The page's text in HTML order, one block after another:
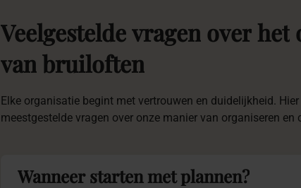
Veelgesteldevragen over het
vanbruiloften
Elke organisatie begint met vertrouwen en duidelijkheid.
meestgestelde vragen over onze manier van organiseren en
Wanneer starten met plannen?